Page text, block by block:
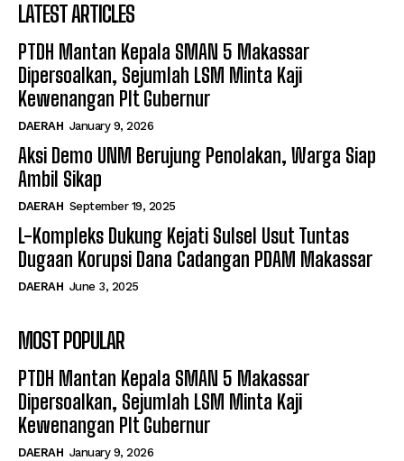
LATEST ARTICLES
PTDH Mantan Kepala SMAN 5 Makassar
Dipersoalkan, Sejumlah LSM Minta Kaji
Kewenangan Plt Gubernur
DAERAH January 9, 2026
Aksi Demo UNM Berujung Penolakan, Warga Siap
Ambil Sikap
DAERAH September 19, 2025
L-Kompleks Dukung Kejati Sulsel Usut Tuntas
Dugaan Korupsi Dana Cadangan PDAM Makassar
DAERAH June 3, 2025
MOST POPULAR
PTDH Mantan Kepala SMAN 5 Makassar
Dipersoalkan, Sejumlah LSM Minta Kaji
Kewenangan Plt Gubernur
DAERAH January 9, 2026